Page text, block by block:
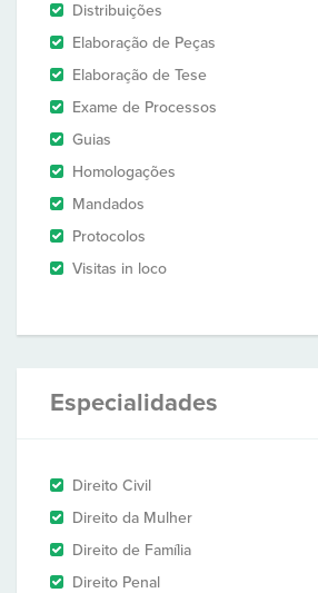
Distribuições
Elaboração de Peças
Elaboração de Tese
Exame de Processos
Guias
Homologações
Mandados
Protocolos
Visitas in loco
Especialidades
Direito Civil
Direito da Mulher
Direito de Família
Direito Penal